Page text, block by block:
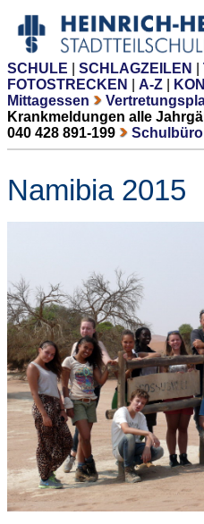
SCHULE SCHLAGZEILEN
FOTOSTRECKEN
A-Z
Mittagessen
Krankmeldungen alle
040 428 891-199
Schulbüro
Namibia 2015